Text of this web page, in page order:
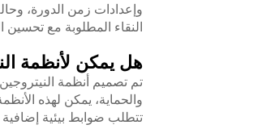
وإعدادات زمن الدورة،
النقاء المطلوبة مع تحسين
هل يمكن لأنظمة
والحماية، يمكن لهذه
تتطلب ضوابط بيئية